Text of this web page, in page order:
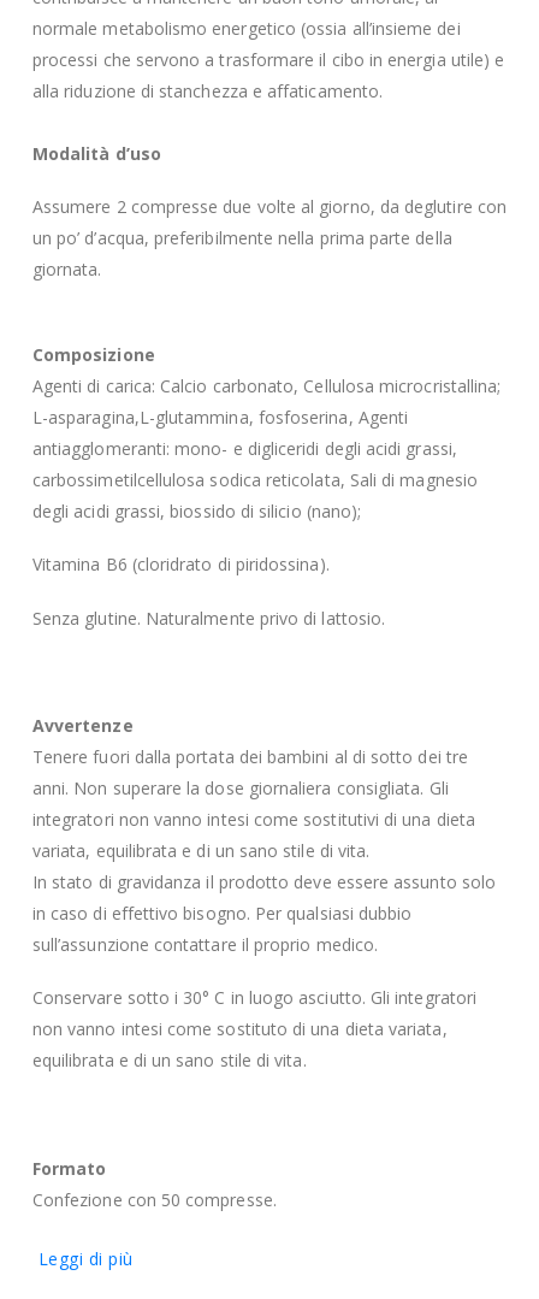
normale metabolismo energetico (ossia all’insieme dei
processi che servono a trasformare il cibo in energia utile) e
alla riduzione di stanchezza e affaticamento.
Modalità d’uso
Assumere 2 compresse due volte al giorno, da deglutire con
un po’ d’acqua, preferibilmente nella prima parte della
giornata.
Composizione
Agenti di carica: Calcio carbonato, Cellulosa microcristallina;
L-asparagina,L-glutammina, fosfoserina, Agenti
antiagglomeranti: mono- e digliceridi degli acidi grassi,
carbossimetilcellulosa sodica reticolata, Sali di magnesio
degli acidi grassi, biossido di silicio (nano);
Vitamina B6 (cloridrato di piridossina).
Senza glutine. Naturalmente privo di lattosio.
Avvertenze
Tenere fuori dalla portata dei bambini al di sotto dei tre
anni. Non superare la dose giornaliera consigliata. Gli
integratori non vanno intesi come sostitutivi di una dieta
variata, equilibrata e di un sano stile di vita.
In stato di gravidanza il prodotto deve essere assunto solo
in caso di effettivo bisogno. Per qualsiasi dubbio
sull’assunzione contattare il proprio medico.
Conservare sotto i 30° C in luogo asciutto. Gli integratori
non vanno intesi come sostituto di una dieta variata,
equilibrata e di un sano stile di vita.
Formato
Confezione con 50 compresse.
Leggi di più